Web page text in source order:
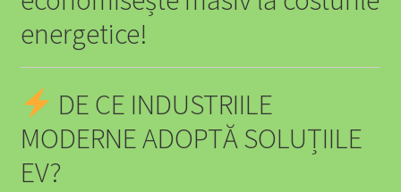
About EV4GREEN
Accesorii Auto
Accesorii EV
Accesorii Masina Electrica Romania – Cabluri, Wallbox si
energetice!
DE CE INDUSTRIILE
MODERNE ADOPTĂ SOLUȚIILE
EV?